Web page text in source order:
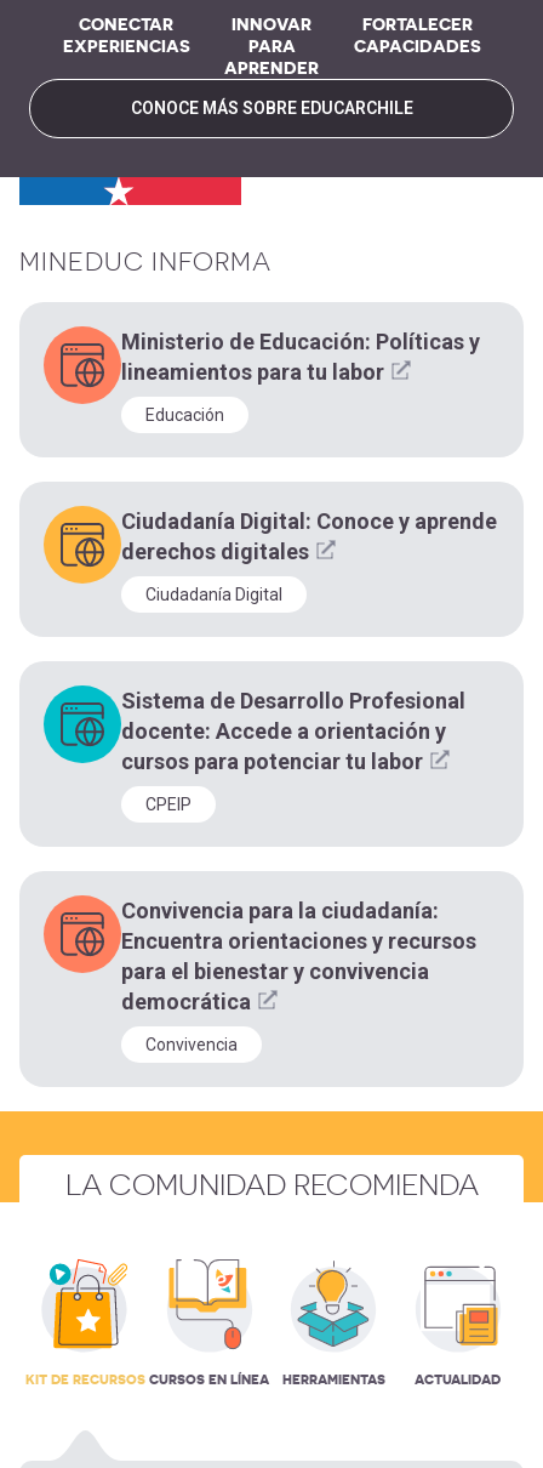
CONECTAR
EXPERIENCIAS
INNOVAR
PARA
APRENDER
FORTALECER
CAPACIDADES
CONOCE MÁS SOBRE EDUCARCHILE
MINEDUC INFORMA
Ministerio de Educación: Políticas y
lineamientos para tu labor
Educación
Ciudadanía Digital: Conoce y aprende
derechos digitales
Ciudadanía Digital
Sistema de Desarrollo Profesional
docente: Accede a orientación y
cursos para potenciar tu labor
CPEIP
Convivencia para la ciudadanía:
Encuentra orientaciones y recursos
para el bienestar y convivencia
democrática
Convivencia
LA COMUNIDAD RECOMIENDA
KIT DE RECURSOS CURSOS EN LÍNEA HERRAMIENTAS ACTUALIDAD